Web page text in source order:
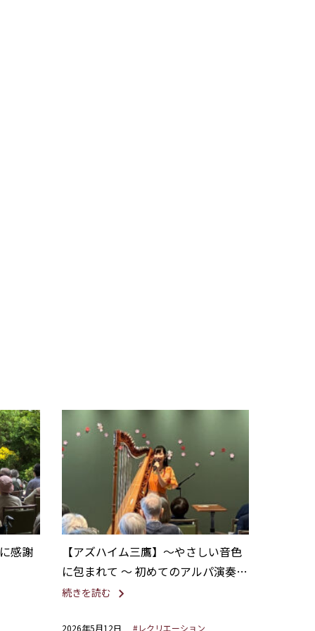
感謝
【アズハイム三鷹】〜やさしい音色
に包まれて 〜 初めてのアルパ演奏会
開催
続きを読む
2026年5月12日 #レクリエーション